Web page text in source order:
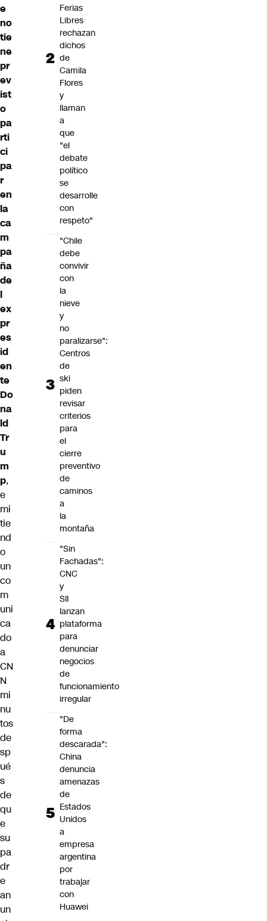
e
no
tie
ne
pr
ev
ist
o
pa
rti
ci
pa
r
en
la
ca
m
pa
ña
de
l
ex
pr
es
id
en
te
Do
na
ld
Tr
u
m
p,
e
mi
tie
nd
o
un
co
m
uni
ca
do
a
CN
N
mi
nu
tos
de
sp
ué
s
de
qu
e
su
pa
dr
e
an
un
Ferias
Libres
rechazan
dichos
de
Camila
Flores
y
llaman
a
que
"el
debate
político
se
desarrolle
con
respeto"
"Chile
debe
convivir
con
la
nieve
y
no
paralizarse":
Centros
de
ski
piden
revisar
criterios
para
el
cierre
preventivo
de
caminos
a
la
montaña
"Sin
Fachadas":
CNC
y
SII
lanzan
plataforma
para
denunciar
negocios
de
funcionamiento
irregular
"De
forma
descarada":
China
denuncia
amenazas
de
Estados
Unidos
a
empresa
argentina
por
trabajar
con
Huawei